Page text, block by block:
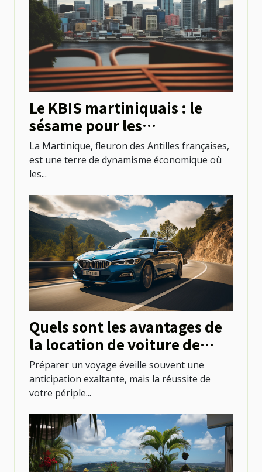
Le KBIS martiniquais : le
sésame pour les
professionnels locaux
La Martinique, fleuron des Antilles françaises,
est une terre de dynamisme économique où
les...
Quels sont les avantages de
la location de voiture de
tourisme pour explorer une
destination ?
Préparer un voyage éveille souvent une
anticipation exaltante, mais la réussite de
votre périple...